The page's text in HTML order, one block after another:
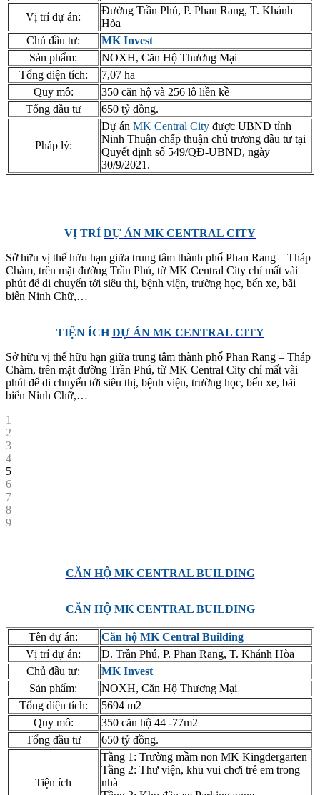
Vị trí dự án:
Đường Trần Phú, P. Phan Rang, T. Khánh
Hòa
Chủ đầu tư:
MK Invest
Sản phẩm:
NOXH, Căn Hộ Thương Mại
Tổng diện tích:
7,07 ha
Quy mô:
350 căn hộ và 256 lô liền kề
Tổng đầu tư
650 tỷ đồng.
Pháp lý:
Dự án MK Central City được UBND tỉnh
Ninh Thuận chấp thuận chủ trương đầu tư tại
Quyết định số 549/QĐ-UBND, ngày
30/9/2021.
VỊ TRÍ DỰ ÁN MK CENTRAL CITY
Sở hữu vị thế hữu hạn giữa trung tâm thành phố Phan Rang – Tháp
Chàm, trên mặt đường Trần Phú, từ MK Central City chỉ mất vài
phút để di chuyển tới siêu thị, bệnh viện, trường học, bến xe, bãi
biển Ninh Chữ,…
TIỆN ÍCH DỰ ÁN MK CENTRAL CITY
Sở hữu vị thế hữu hạn giữa trung tâm thành phố Phan Rang – Tháp
Chàm, trên mặt đường Trần Phú, từ MK Central City chỉ mất vài
phút để di chuyển tới siêu thị, bệnh viện, trường học, bến xe, bãi
biển Ninh Chữ,…
1
2
3
4
5
6
7
8
9
CĂN HỘ MK CENTRAL BUILDING
CĂN HỘ MK CENTRAL BUILDING
Tên dự án:
Căn hộ MK Central Building
Vị trí dự án:
Đ. Trần Phú, P. Phan Rang, T. Khánh Hòa
Chủ đầu tư:
MK Invest
Sản phẩm:
NOXH, Căn Hộ Thương Mại
Tổng diện tích:
5694 m2
Quy mô:
350 căn hộ 44 -77m2
Tổng đầu tư
650 tỷ đồng.
Tiện ích
Tầng 1: Trường mầm non MK Kingdergarten
Tầng 2: Thư viện, khu vui chơi trẻ em trong
nhà